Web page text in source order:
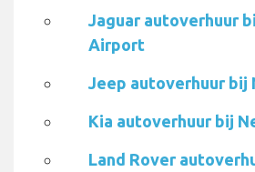
Jaguar autoverhuur
Airport
Jeep autoverhuur bij
Kia autoverhuur bij
Land Rover